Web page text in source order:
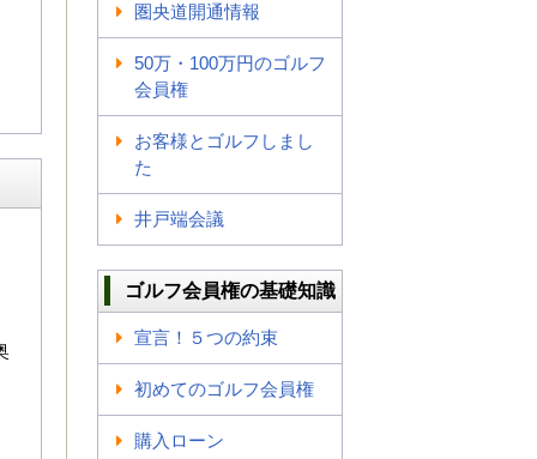
圏央道開通情報
50万・100万円のゴルフ
会員権
お客様とゴルフしまし
た
井戸端会議
ゴルフ会員権の基礎知識
宣言！５つの約束
初めてのゴルフ会員権
購入ローン